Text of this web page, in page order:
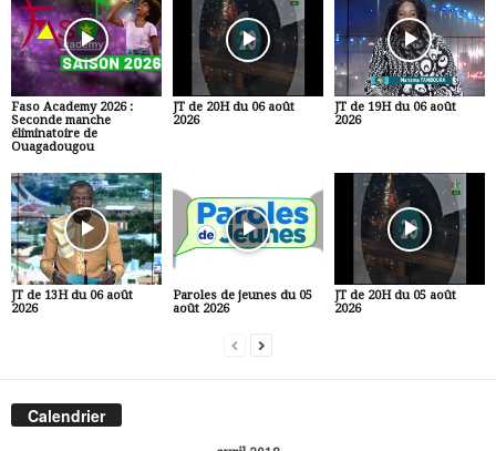
Faso Academy 2026 :
Seconde manche
éliminatoire de
Ouagadougou
JT de 20H du 06 août
2026
JT de 19H du 06 août
2026
JT de 13H du 06 août
2026
Paroles de jeunes du 05
août 2026
JT de 20H du 05 août
2026
Calendrier